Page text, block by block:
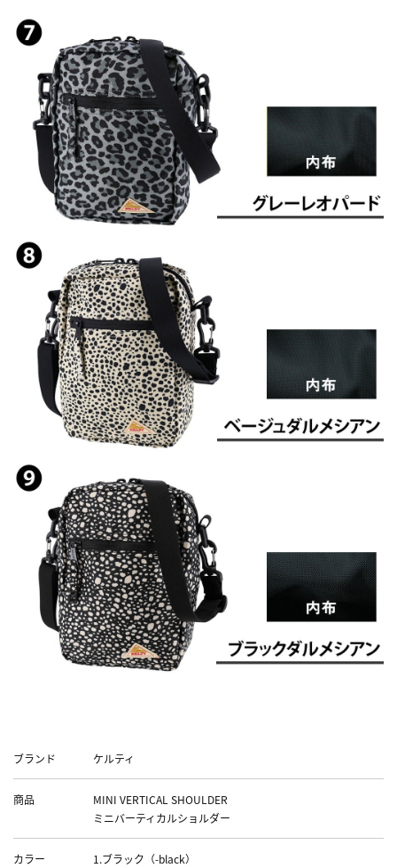
ブランド
ケルティ
商品
MINI VERTICAL SHOULDER
ミニバーティカルショルダー
カラー
1.ブラック（-black）